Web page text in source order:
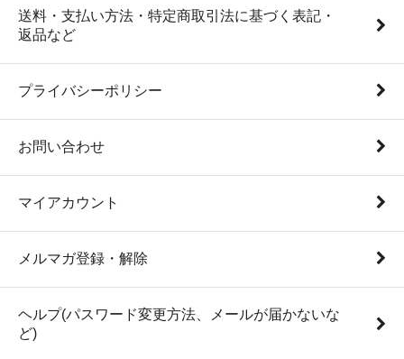
送料・支払い方法・特定商取引法に基づく表記・
返品など
プライバシーポリシー
お問い合わせ
マイアカウント
メルマガ登録・解除
ヘルプ(パスワード変更方法、メールが届かないな
ど)